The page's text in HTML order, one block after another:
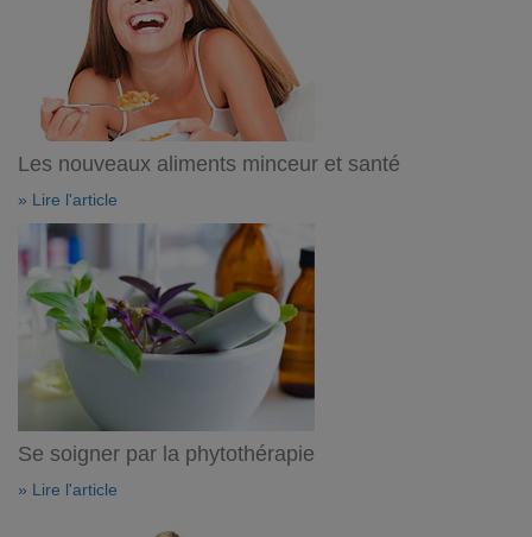
Les nouveaux aliments minceur et santé
» Lire l'article
Se soigner par la phytothérapie
» Lire l'article